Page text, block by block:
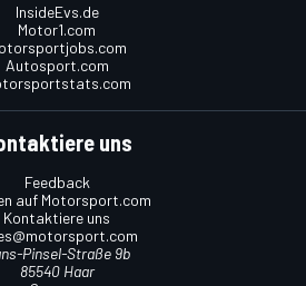
InsideEvs.de
Motor1.com
Autosport.com
uns
Feedback
auf Motorsport.com
Kontaktiere uns
Pinsel-Straße 9b
85540 Haar